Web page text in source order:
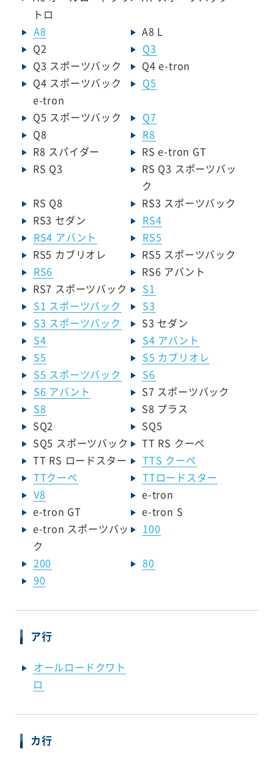
トロ
A8
A8 L
Q2
Q3
Q3 スポーツバック
Q4 e-tron
Q4 スポーツバック
e-tron
Q5
Q5 スポーツバック
Q7
Q8
R8
R8 スパイダー
RS e-tron GT
RS Q3
RS Q3 スポーツバッ
ク
RS Q8
RS3 スポーツバック
RS3 セダン
RS4
RS4 アバント
RS5
RS5 カブリオレ
RS5 スポーツバック
RS6
RS6 アバント
RS7 スポーツバック
S1
S1 スポーツバック
S3
S3 スポーツバック
S3 セダン
S4
S4 アバント
S5
S5 カブリオレ
S5 スポーツバック
S6
S6 アバント
S7 スポーツバック
S8
S8 プラス
SQ2
SQ5
SQ5 スポーツバック
TT RS クーペ
TT RS ロードスター
TTS クーペ
TTクーペ
TTロードスター
V8
e-tron
e-tron GT
e-tron S
e-tron スポーツバッ
ク
100
200
80
90
ア行
オールロードクワト
ロ
カ行